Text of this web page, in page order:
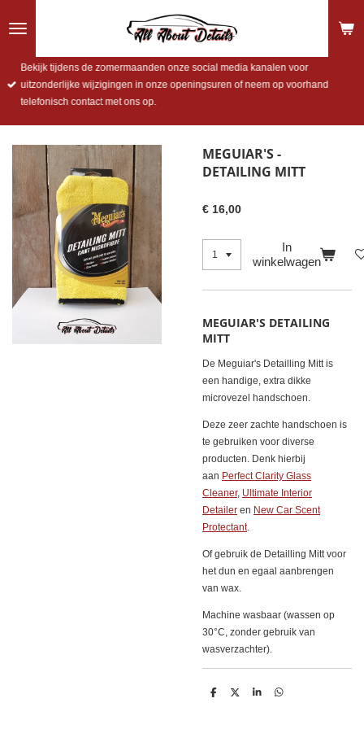
direct
hoofdinhoud
Bekijk tijdens de zomermaanden onze social media kanalen voor
uitzonderlijke wijzigingen in onze openingsuren of neem op voorhand
telefonisch contact met ons op.
MEGUIAR'S -
DETAILING MITT
€ 16,00
In
winkelwagen
MEGUIAR'S DETAILING
MITT
De Meguiar's Detailling Mitt is
een handige, extra dikke
microvezel handschoen.
Deze zeer zachte handschoen is
te gebruiken voor diverse
producten. Denk hierbij
aan Perfect Clarity Glass
Cleaner, Ultimate Interior
Detailer en New Car Scent
Protectant.
Of gebruik de Detailling Mitt voor
het dun en egaal aanbrengen
van wax.
Machine wasbaar (wassen op
30°C, zonder gebruik van
wasverzachter).
D
D
S
D